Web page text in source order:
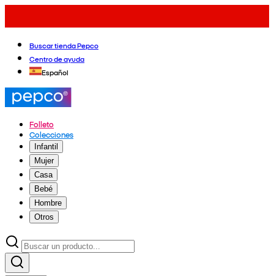
Buscar tienda Pepco
Centro de ayuda
Español
Folleto
Colecciones
Infantil
Mujer
Casa
Bebé
Hombre
Otros